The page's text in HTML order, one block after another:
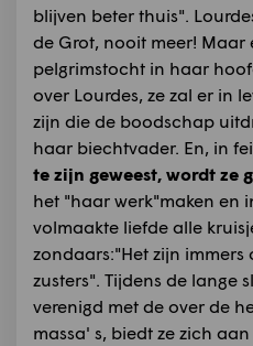
blijven beter thuis".
de Grot, nooit meer! Maar
pelgrimstocht in haar
over Lourdes, ze zal er in
zijn die de boodschap
haar biechtvader. En, in
te zijn geweest, wordt ze
het "haar werk"maken en
volmaakte liefde alle
zondaars:"Het zijn immers
zusters". Tijdens de lange
verenigd met de over de
massa' s, biedt ze zich